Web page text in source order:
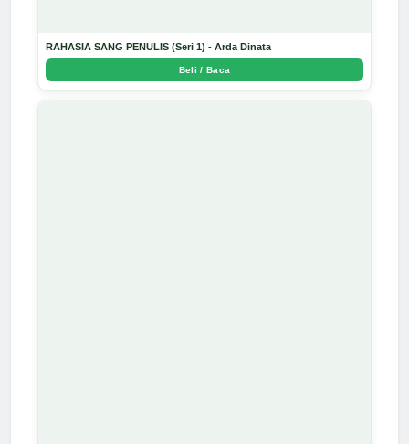
RAHASIA SANG PENULIS (Seri 1) - Arda Dinata
Beli / Baca